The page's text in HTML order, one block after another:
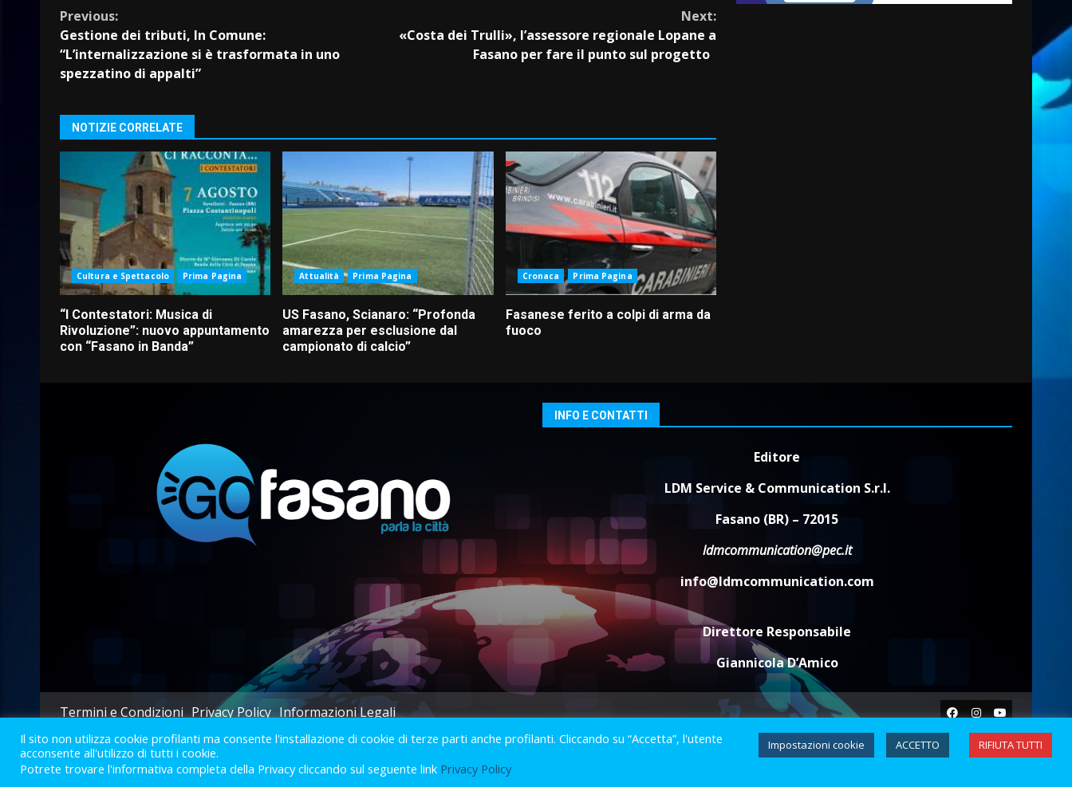
Continue
Reading
Previous:
Gestione dei tributi, In Comune:
“L’internalizzazione si è trasformata in uno
spezzatino di appalti”
Next:
«Costa dei Trulli», l’assessore regionale Lopane a
Fasano per fare il punto sul progetto
NOTIZIE CORRELATE
Cultura e Spettacolo Prima Pagina
“I Contestatori: Musica di
Rivoluzione”: nuovo appuntamento
con “Fasano in Banda”
Attualità Prima Pagina
US Fasano, Scianaro: “Profonda
amarezza per esclusione dal
campionato di calcio”
Cronaca Prima Pagina
Fasanese ferito a colpi di arma da
fuoco
INFO E CONTATTI
Editore
LDM Service & Communication S.r.l.
Fasano (BR) – 72015
ldmcommunication@pec.it
info@ldmcommunication.com
Direttore Responsabile
Giannicola D’Amico
Termini e Condizioni Privacy Policy Informazioni Legali Facebook
Instagram
Youtube
2023 © Gofasano Powered by LGC
Il sito non utilizza cookie profilanti ma consente l'installazione di cookie di terze parti anche profilanti. Cliccando su “Accetta”, l'utente
acconsente all'utilizzo di tutti i cookie.
Impostazioni cookie ACCETTO RIFIUTA TUTTI
Potrete trovare l'informativa completa della Privacy cliccando sul seguente link Privacy Policy